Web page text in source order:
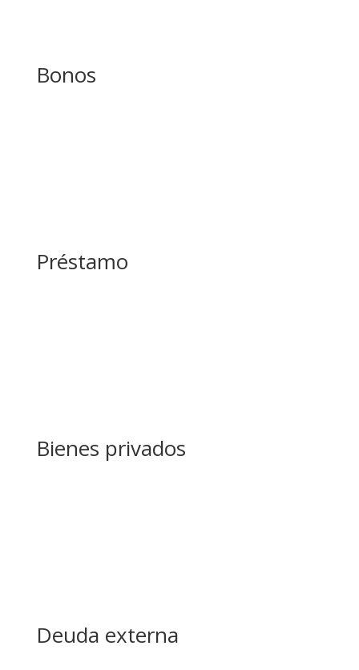
Bonos
Préstamo
Bienes privados
Deuda externa